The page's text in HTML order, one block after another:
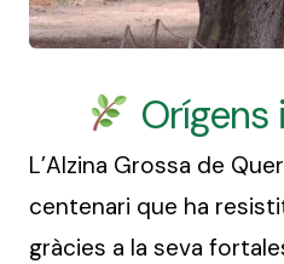
L’Alzina Grossa de
centenari que ha
gràcies a la seva